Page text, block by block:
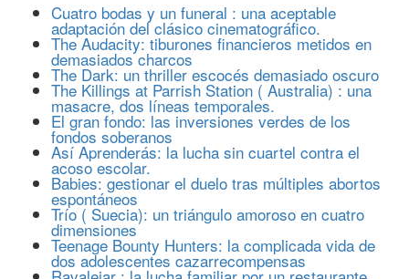
Cuatro bodas y un funeral : una aceptable
adaptación del clásico cinematográfico.
The Audacity: tiburones financieros metidos en
demasiados charcos
The Dark: un thriller escocés demasiado oscuro
The Killings at Parrish Station ( Australia) : una
masacre, dos líneas temporales.
El gran fondo: las inversiones verdes de los
fondos soberanos
Así Aprenderás: la lucha sin cuartel contra el
acoso escolar.
Babies: gestionar el duelo tras múltiples abortos
espontáneos
Trío ( Suecia): un triángulo amoroso en cuatro
dimensiones
Teenage Bounty Hunters: la complicada vida de
dos adolescentes cazarrecompensas